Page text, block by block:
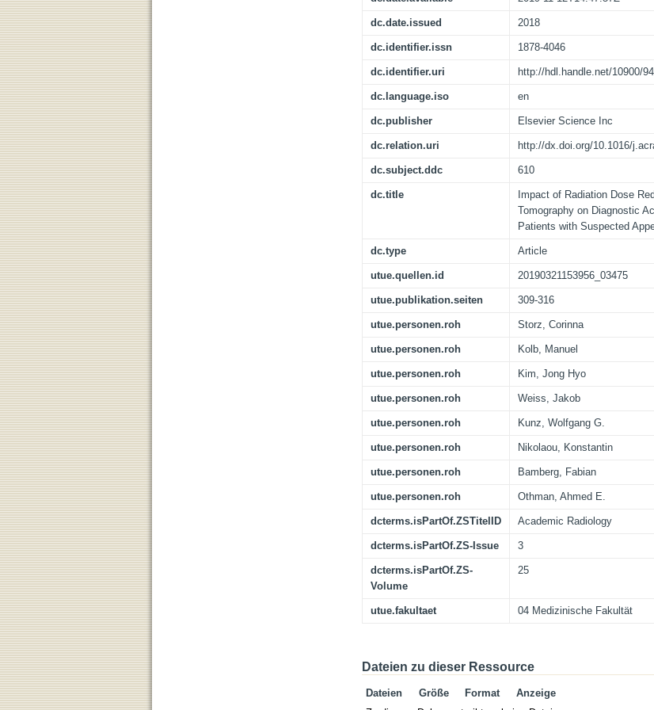
dc.date.issued 2018
dc.identifier.issn 1878-4046
dc.identifier.uri http://hdl.handle.net/10900/
dc.language.iso en
dc.publisher Elsevier Science Inc
dc.relation.uri http://dx.doi.org/10.1016/
dc.subject.ddc 610
dc.title
Impact of Radiation Dose
Tomography on Diagnostic
Patients with Suspected
dc.type Article
utue.quellen.id 20190321153956_03475
utue.publikation.seiten 309-316
utue.personen.roh Storz, Corinna
utue.personen.roh Kolb, Manuel
utue.personen.roh Kim, Jong Hyo
utue.personen.roh Weiss, Jakob
utue.personen.roh Kunz, Wolfgang G.
utue.personen.roh Nikolaou, Konstantin
utue.personen.roh Bamberg, Fabian
utue.personen.roh Othman, Ahmed E.
dcterms.isPartOf.ZSTitelID Academic Radiology
dcterms.isPartOf.ZS-Issue 3
dcterms.isPartOf.ZS-
Volume
25
utue.fakultaet 04 Medizinische Fakultät
Dateien zu dieser Ressource
Dateien Größe Format
Anzeige